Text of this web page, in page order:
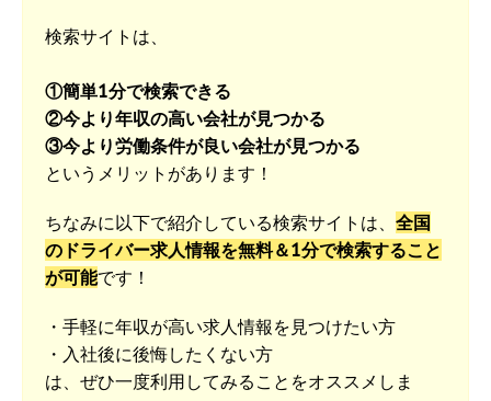
検索サイトは、
①簡単1分で検索できる
②今より年収の高い会社が見つかる
③今より労働条件が良い会社が見つかる
というメリットがあります！
ちなみに以下で紹介している検索サイトは、 全国
のドライバー求人情報を無料＆1分で検索すること
が可能です！
・手軽に年収が高い求人情報を見つけたい方
・入社後に後悔したくない方
は、ぜひ一度利用してみることをオススメしま